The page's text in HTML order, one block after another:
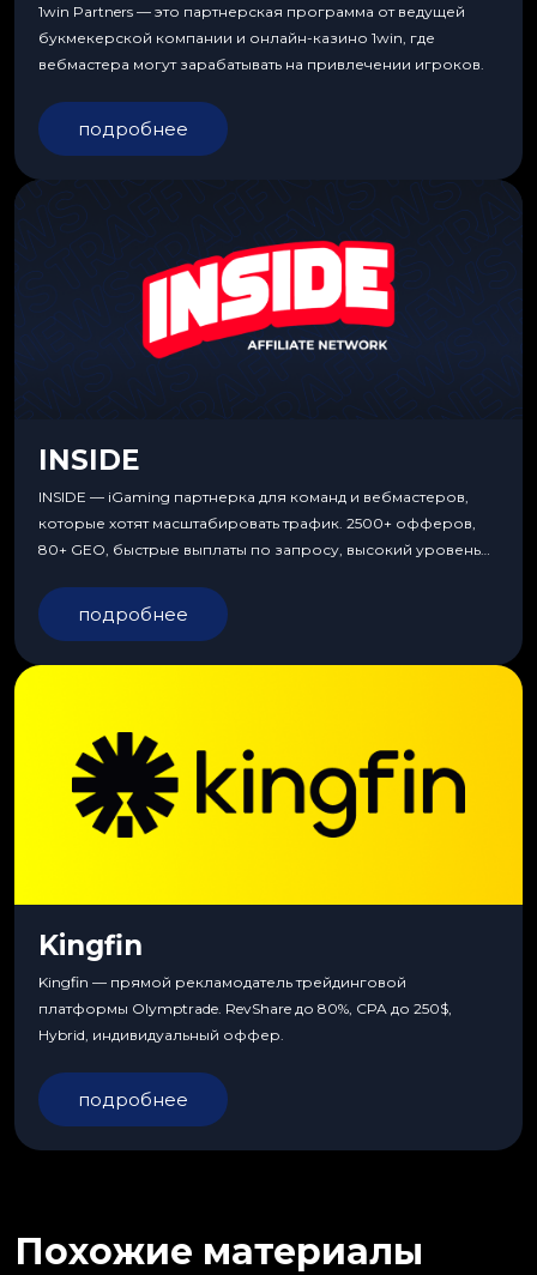
1win Partners — это партнерская программа от ведущей
букмекерской компании и онлайн-казино 1win, где
вебмастера могут зарабатывать на привлечении игроков.
подробнее
INSIDE
INSIDE — iGaming партнерка для команд и вебмастеров,
которые хотят масштабировать трафик. 2500+ офферов,
80+ GEO, быстрые выплаты по запросу, высокий уровень
подробнее
Kingfin
Kingfin — прямой рекламодатель трейдинговой
платформы Olymptrade. RevShare до 80%, CPA до 250$,
Hybrid, индивидуальный оффер.
подробнее
Похожие материалы